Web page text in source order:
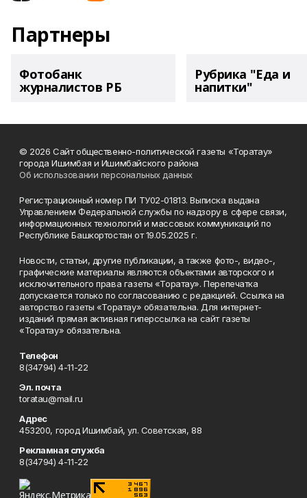
Партнеры
Фотобанк
журналистов РБ
Рубрика "Еда и
напитки"
© 2026 Сайт общественно-политической газеты «Торатау»
города Ишимбая и Ишимбайского района
Об использовании персональных данных
Регистрационный номер ПИ ТУ02-01813. Выписка выдана
Управлением Федеральной службы по надзору в сфере связи,
информационных технологий и массовых коммуникаций по
Республике Башкортостан от 19.05.2025 г.
Новости, статьи, другие публикации, а также фото-, видео-,
графические материалы являются объектами авторского и
исключительного права газеты «Торатау». Перепечатка
допускается только по согласованию с редакцией. Ссылка на
авторство газеты «Торатау» обязательна. Для интернет-
изданий прямая активная гиперссылка на сайт газеты
«Торатау» обязательна.
Телефон
8(34794) 4-11-22
Эл. почта
toratau@mail.ru
Адрес
453200, город Ишимбай, ул. Советская, 88
Рекламная служба
8(34794) 4-11-22